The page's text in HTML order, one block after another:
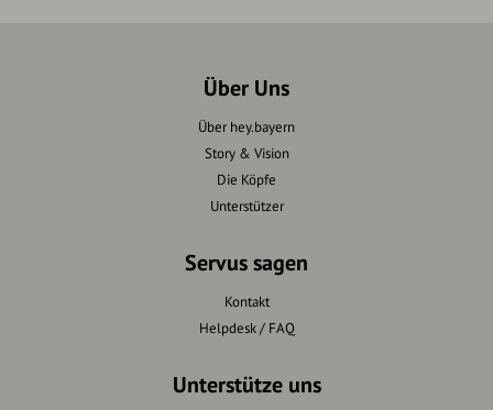
Über Uns
Über hey.bayern
Story & Vision
Die Köpfe
Unterstützer
Servus sagen
Kontakt
Helpdesk / FAQ
Unterstütze uns